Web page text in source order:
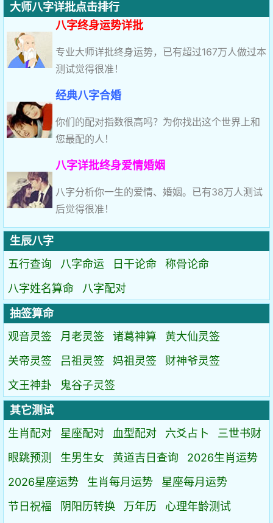
大师八字详批点击排行
八字终身运势详批
专业大师详批终身运势，已有超过167万人做过本
测试觉得很准！
经典八字合婚
你们的配对指数很高吗？为你找出这个世界上和
您最配的人！
八字详批终身爱情婚姻
八字分析你一生的爱情、婚姻。已有38万人测试
后觉得很准！
生辰八字
五行查询
八字命运 日干论命
称骨论命
八字姓名算命
八字配对
抽签算命
观音灵签
月老灵签 诸葛神算
黄大仙灵签
关帝灵签
吕祖灵签 妈祖灵签
财神爷灵签
文王神卦
鬼谷子灵签
其它测试
生肖配对
星座配对 血型配对 六爻占卜
三世书财
眼跳预测
生男生女 黄道吉日查询
2026生肖运势
2026星座运势
生肖每月运势
星座每月运势
节日祝福
阴阳历转换 万年历 心理年龄测试